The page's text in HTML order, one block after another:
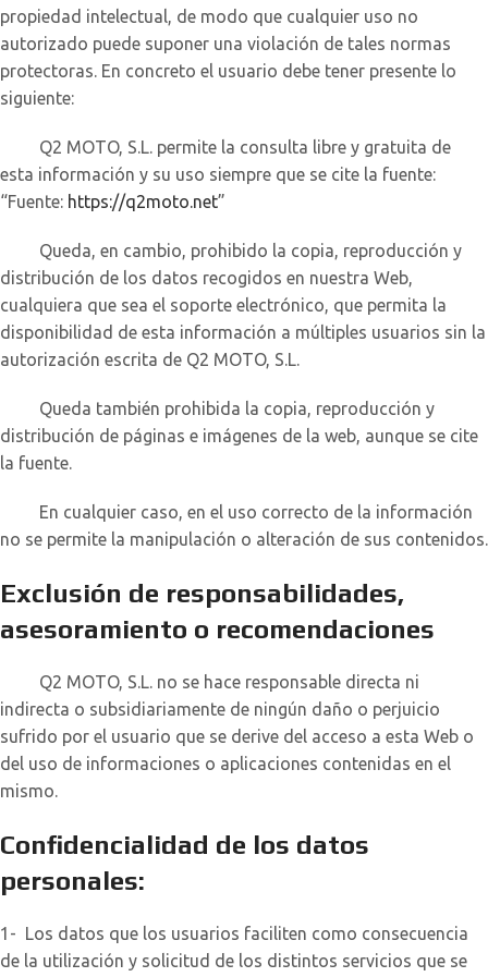
propiedad intelectual, de modo que cualquier uso no
autorizado puede suponer una violación de tales normas
protectoras. En concreto el usuario debe tener presente lo
siguiente:
Q2 MOTO, S.L. permite la consulta libre y gratuita de
esta información y su uso siempre que se cite la fuente:
“Fuente: https://q2moto.net”
Queda, en cambio, prohibido la copia, reproducción y
distribución de los datos recogidos en nuestra Web,
cualquiera que sea el soporte electrónico, que permita la
disponibilidad de esta información a múltiples usuarios sin la
autorización escrita de Q2 MOTO, S.L.
Queda también prohibida la copia, reproducción y
distribución de páginas e imágenes de la web, aunque se cite
la fuente.
En cualquier caso, en el uso correcto de la información
no se permite la manipulación o alteración de sus contenidos.
Exclusión de responsabilidades,
asesoramiento o recomendaciones
Q2 MOTO, S.L. no se hace responsable directa ni
indirecta o subsidiariamente de ningún daño o perjuicio
sufrido por el usuario que se derive del acceso a esta Web o
del uso de informaciones o aplicaciones contenidas en el
mismo.
Confidencialidad de los datos
personales:
1- Los datos que los usuarios faciliten como consecuencia
de la utilización y solicitud de los distintos servicios que se